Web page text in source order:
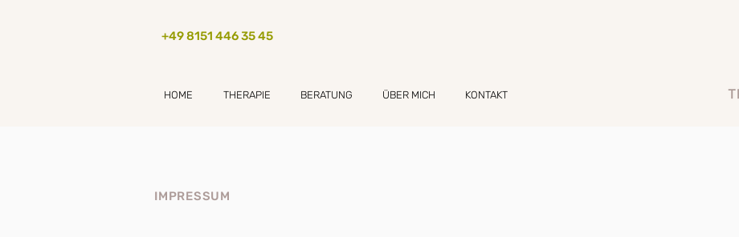
+49 8151 446 35 45
HOME THERAPIE BERATUNG ÜBER MICH KONTAKT
IMPRESSUM